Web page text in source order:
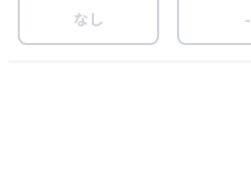
なし -